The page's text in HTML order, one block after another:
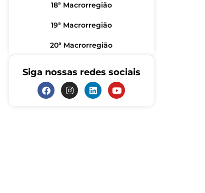
18ª Macrorregião
19ª Macrorregião
20ª Macrorregião
Siga nossas redes sociais